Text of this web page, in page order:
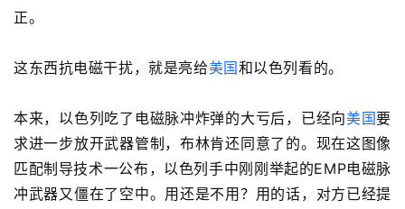
正。
这东西抗电磁干扰，就是亮给美国和以色列看的。
本来，以色列吃了电磁脉冲炸弹的大亏后，已经向美国要
求进一步放开武器管制，布林肯还同意了的。现在这图像
匹配制导技术一公布，以色列手中刚刚举起的EMP电磁脉
冲武器又僵在了空中。用还是不用？用的话，对方已经提